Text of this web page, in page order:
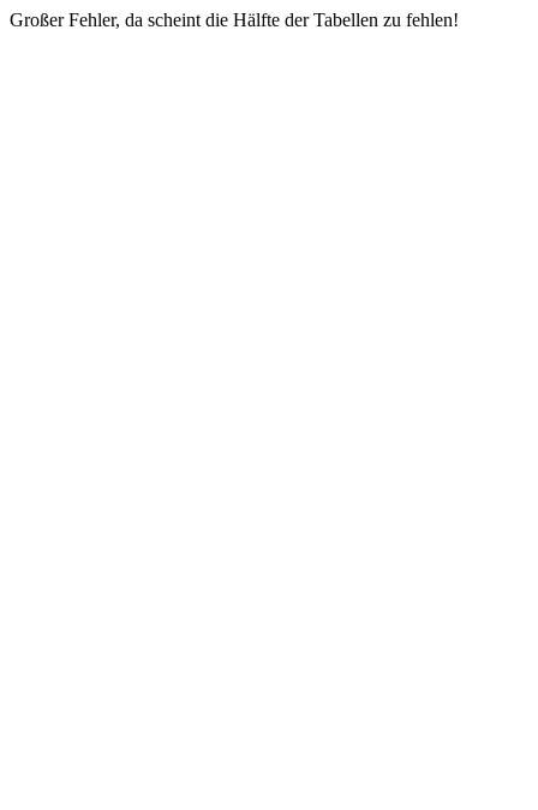
Großer Fehler, da scheint die Hälfte der Tabellen zu fehlen!